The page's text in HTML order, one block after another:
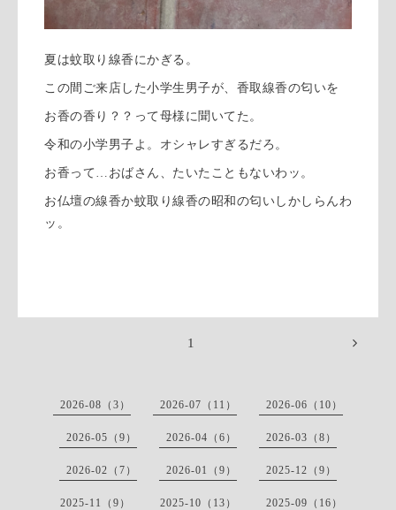
夏は蚊取り線香にかぎる。
この間ご来店した小学生男子が、香取線香の匂いを
お香の香り？？って母様に聞いてた。
令和の小学男子よ。オシャレすぎるだろ。
お香って…おばさん、たいたこともないわッ。
お仏壇の線香か蚊取り線香の昭和の匂いしかしらんわ
ッ。
1
2026-08（3） 2026-07（11） 2026-06（10）
2026-05（9） 2026-04（6） 2026-03（8）
2026-02（7） 2026-01（9） 2025-12（9）
2025-11（9） 2025-10（13） 2025-09（16）